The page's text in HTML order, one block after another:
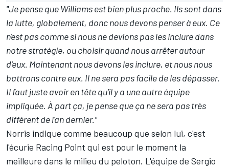
"Je pense que Williams est bien plus proche. Ils sont dans
la lutte, globalement, donc nous devons penser à eux. Ce
n'est pas comme si nous ne devions pas les inclure dans
notre stratégie, ou choisir quand nous arrêter autour
d'eux. Maintenant nous devons les inclure, et nous nous
battrons contre eux. Il ne sera pas facile de les dépasser.
Il faut juste avoir en tête qu'il y a une autre équipe
impliquée. À part ça, je pense que ça ne sera pas très
différent de l'an dernier."
Norris indique comme beaucoup que selon lui, c'est
l'écurie Racing Point qui est pour le moment la
meilleure dans le milieu du peloton. L'équipe de Sergio